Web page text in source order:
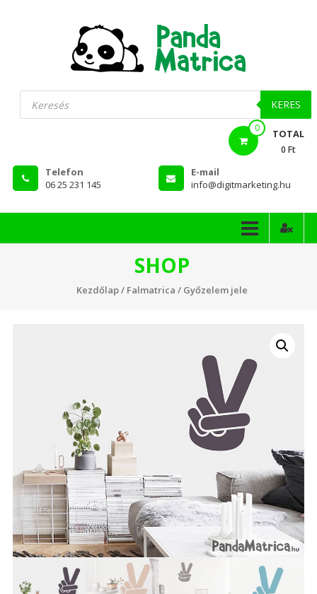
PandaMatrica
falmatrica
Products
search KERES
0 TOTAL
0 Ft
Telefon
06 25 231 145
E-mail
info@digitmarketing.hu
SHOP
Kezdőlap/ Falmatrica / Győzelem jele